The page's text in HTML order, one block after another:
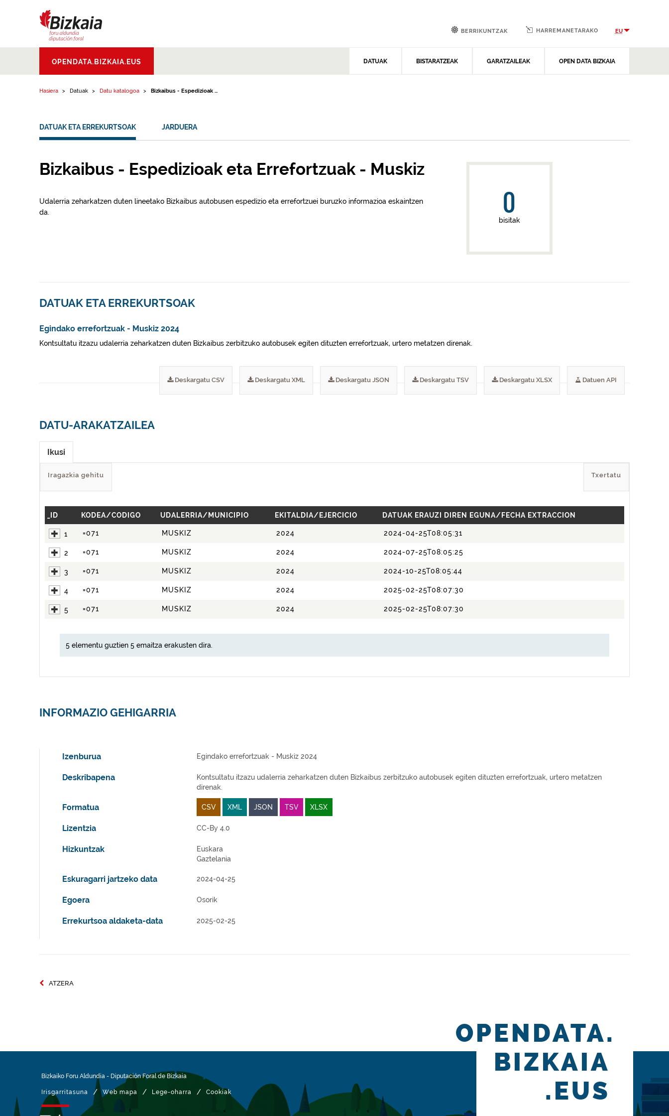
Aldundia.Diputacion
Foral de Bizkaia
OPENDATA.BIZKAIA.EUS DATUAK BISTARATZEAK GARATZAILEAK OPEN DATA BIZKAIA
BERRIKUNTZAK HARREMANETARAKO EU
Hasiera Datuak Datu katalogoa Bizkaibus - Espedizioak ...
DATUAK ETA ERREKURTSOAK JARDUERA
Bizkaibus - Espedizioak eta Errefortzuak - Muskiz
Udalerria zeharkatzen duten lineetako Bizkaibus autobusen espedizio eta errefortzuei buruzko informazioa eskaintzen
da.
0
bisitak
DATUAK ETA ERREKURTSOAK
Egindako errefortzuak - Muskiz 2024
Kontsultatu itzazu udalerria zeharkatzen duten Bizkaibus zerbitzuko autobusek egiten dituzten errefortzuak, urtero metatzen direnak.
Deskargatu CSV Deskargatu XML Deskargatu JSON Deskargatu TSV Deskargatu XLSX Datuen API
DATU-ARAKATZAILEA
Ikusi
Txertatu
Iragazkia gehitu
_ID KODEA/CODIGO UDALERRIA/MUNICIPIO EKITALDIA/EJERCICIO DATUAK ERAUZI DIREN EGUNA/FECHA EXTRACCION
1 =071 MUSKIZ 2024 2024-04-25T08:05:31
2 =071 MUSKIZ 2024 2024-07-25T08:05:25
3 =071 MUSKIZ 2024 2024-10-25T08:05:44
4 =071 MUSKIZ 2024 2025-02-25T08:07:30
5 =071 MUSKIZ 2024 2025-02-25T08:07:30
5 elementu guztien 5 emaitza erakusten dira.
INFORMAZIO GEHIGARRIA
Izenburua Egindako errefortzuak - Muskiz 2024
Deskribapena
Kontsultatu itzazu udalerria zeharkatzen duten Bizkaibus zerbitzuko autobusek egiten dituzten errefortzuak, urtero metatzen
direnak.
Formatua CSV XML JSON TSV XLSX
Lizentzia CC-By 4.0
Hizkuntzak
Euskara
Gaztelania
Eskuragarri jartzeko data 2024-04-25
Egoera Osorik
Errekurtsoa aldaketa-data 2025-02-25
ATZERA
Bizkaiko Foru Aldundia - Diputación Foral de Bizkaia
Irisgarritasuna / Web mapa / Lege-oharra / Cookiak
OPENDATA.
BIZKAIA
.EUS